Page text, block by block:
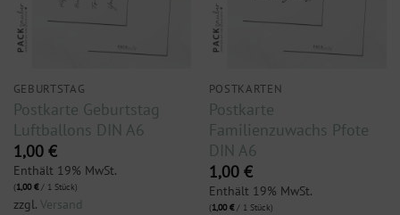
GEBURTSTAG
Postkarte Geburtstag
Luftballons DIN A6
1,00 €
Enthält 19% MwSt.
(1,00€/ 1 Stück)
zzgl. Versand
POSTKARTEN
Postkarte
Familienzuwachs Pfote
DIN A6
1,00 €
Enthält 19% MwSt.
(1,00€/ 1 Stück)